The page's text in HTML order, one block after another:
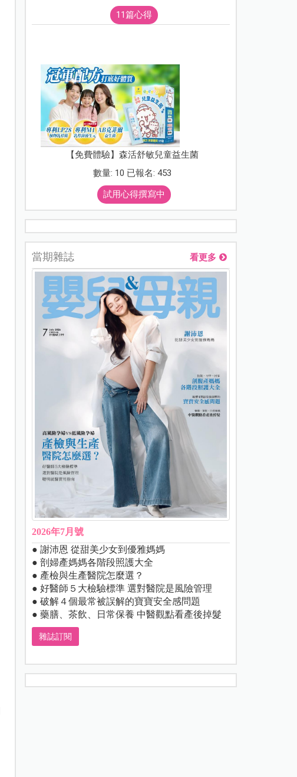
11篇心得
【免費體驗】森活舒敏兒童益生菌
數量: 10 已報名: 453
試用心得撰寫中
當期雜誌 看更多
2026年7月號
● 謝沛恩 從甜美少女到優雅媽媽
● 剖婦產媽媽各階段照護大全
● 產檢與生產醫院怎麼選？
● 好醫師５大檢驗標準 選對醫院是風險管理
● 破解４個最常被誤解的寶寶安全感問題
● 藥膳、茶飲、日常保養 中醫觀點看產後掉髮
雜誌訂閱